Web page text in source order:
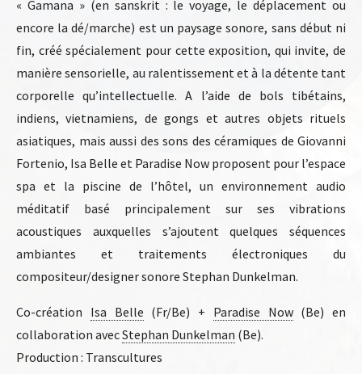
« Gamana » (en sanskrit : le voyage, le déplacement ou
encore la dé/marche) est un paysage sonore, sans début ni
fin, créé spécialement pour cette exposition, qui invite, de
manière sensorielle, au ralentissement et à la détente tant
corporelle qu’intellectuelle. A l’aide de bols tibétains,
indiens, vietnamiens, de gongs et autres objets rituels
asiatiques, mais aussi des sons des céramiques de Giovanni
Fortenio, Isa Belle et Paradise Now proposent pour l’espace
spa et la piscine de l’hôtel, un environnement audio
méditatif basé principalement sur ses vibrations
acoustiques auxquelles s’ajoutent quelques séquences
ambiantes et traitements électroniques du
compositeur/designer sonore Stephan Dunkelman.
Co-création Isa Belle (Fr/Be) + Paradise Now(Be) en
collaboration avecStephan Dunkelman (Be).
Production : Transcultures